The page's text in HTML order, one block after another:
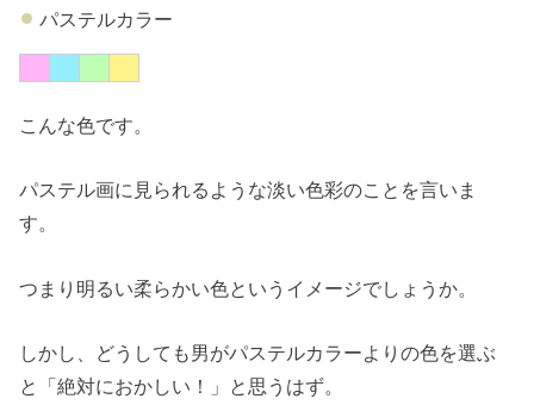
パステルカラー
こんな色です。
パステル画に見られるような淡い色彩のことを言いま
す。
つまり明るい柔らかい色というイメージでしょうか。
しかし、どうしても男がパステルカラーよりの色を選ぶ
と「絶対におかしい！」と思うはず。